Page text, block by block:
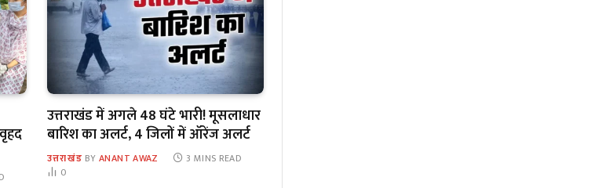
उत्तराखंड में अगले 48 घंटे भारी! मूसलाधार
बारिश का अलर्ट, 4 जिलों में ऑरेंज अलर्ट
उत्तराखंड BY ANANT AWAZ
3 MINS READ
0